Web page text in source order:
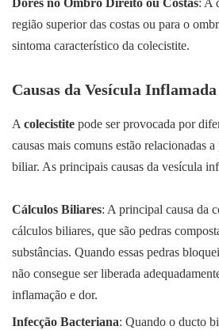
Dores no Ombro Direito ou Costas: A
região superior das costas ou para o
sintoma característico da colecistite.
Causas da Vesícula Inflamada
A colecistite pode ser provocada por
causas mais comuns estão relacionadas
biliar. As principais causas da vesícula
Cálculos Biliares: A principal causa da
cálculos biliares, que são pedras
substâncias. Quando essas pedras
não consegue ser liberada
inflamação e dor.
Infecção Bacteriana: Quando o ducto